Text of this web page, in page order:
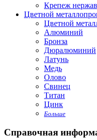
Крепеж
Цветной
Цветной
Алюминий
Бронза
Дюралюминий
Латунь
Медь
Олово
Свинец
Титан
Цинк
Больше
Справочная